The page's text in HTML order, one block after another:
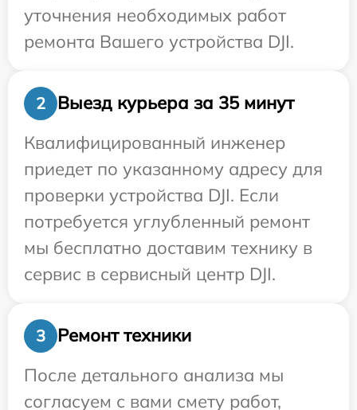
уточнения необходимых работ
ремонта Вашего устройства DJI.
2
Выезд курьера за 35 минут
Квалифицированный инженер
приедет по указанному адресу для
проверки устройства DJI. Если
потребуется углубленный ремонт
мы бесплатно доставим технику в
сервис в сервисный центр DJI.
3
Ремонт техники
После детального анализа мы
согласуем с вами смету работ,